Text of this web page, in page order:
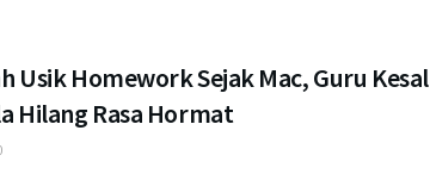
Usik Homework Sejak Mac, Guru Kesal
Hilang Rasa Hormat